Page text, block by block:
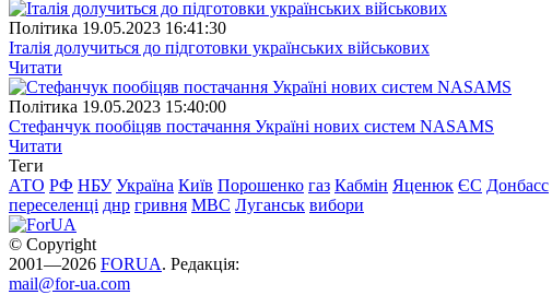
Полiтика 19.05.2023 16:41:30
Італія долучиться до підготовки українських військових
Читати
Полiтика 19.05.2023 15:40:00
Стефанчук пообіцяв постачання Україні нових систем NASAMS
Читати
Теги
АТО РФ НБУ Україна Київ Порошенко газ Кабмін Яценюк ЄС Донбасс
переселенці днр гривня МВС Луганськ вибори
© Copyright
2001—2026 FORUA. Редакція:
mail@for-ua.com